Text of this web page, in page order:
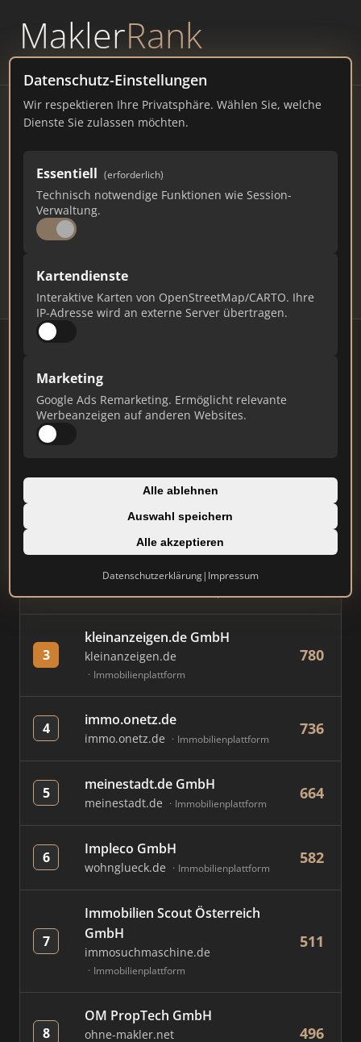
MaklerRank
powered byWAVEPOINT
Datenschutz-Einstellungen
Wir respektieren Ihre Privatsphäre. Wählen Sie, welche
Dienste Sie zulassen möchten.
Essentiell (erforderlich)
Technisch notwendige Funktionen wie Session-
Verwaltung.
Kartendienste
Interaktive Karten von OpenStreetMap/CARTO. Ihre
IP-Adresse wird an externe Server übertragen.
Marketing
Google Ads Remarketing. Ermöglicht relevante
Werbeanzeigen auf anderen Websites.
Alle ablehnen
Auswahl speichern
Alle akzeptieren
Datenschutzerklärung| Impressum
Immobilienmakler
Windischeschenbach –
Ranking Juli 2026
BAYERN5.566 EINWOHNER
93
Makler Makler-Keywords
Stand: Juli 2026
#
Immobilien Scout GmbH
immobilienscout24.de
AVIV Germany GmbH
3
kleinanzeigen.de GmbH
kleinanzeigen.de
Immobilienplattform
780
4 immo.onetz.de
immo.onetz.de Immobilienplattform
736
5 meinestadt.de GmbH
meinestadt.de Immobilienplattform
664
6 Impleco GmbH
wohnglueck.de Immobilienplattform
582
7
Immobilien Scout Österreich
GmbH
immosuchmaschine.de
Immobilienplattform
511
8
OM PropTech GmbH
ohne-makler.net 496